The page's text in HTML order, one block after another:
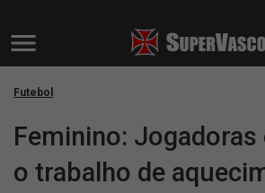
Futebol
Feminino: Jogadoras
o trabalho de